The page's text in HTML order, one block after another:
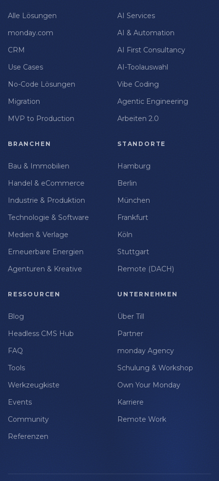
Alle Lösungen
monday.com
CRM
Use Cases
No-Code Lösungen
Migration
MVP to Production
AI Services
AI & Automation
AI First Consultancy
AI-Toolauswahl
Vibe Coding
Agentic Engineering
Arbeiten 2.0
BRANCHEN
Bau & Immobilien
Handel & eCommerce
Industrie & Produktion
Technologie & Software
Medien & Verlage
Erneuerbare Energien
Agenturen & Kreative
STANDORTE
Hamburg
Berlin
München
Frankfurt
Köln
Stuttgart
Remote (DACH)
RESSOURCEN
Blog
Headless CMS Hub
FAQ
Tools
Werkzeugkiste
Events
Community
Referenzen
UNTERNEHMEN
Über Till
Partner
monday Agency
Schulung & Workshop
Own Your Monday
Karriere
Remote Work